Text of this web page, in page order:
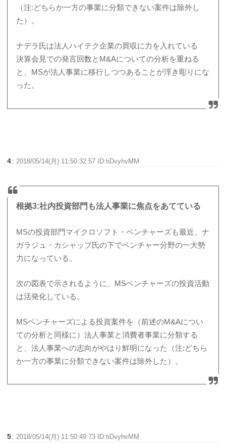
（注:どちらか一方の事業に分類できない案件は除外し
た）。
ナデラ氏は法人ハイテク企業の買収に力を入れている
決算会見での発言回数とM&Aについての分析を重ねる
と、MSが法人事業に移行しつつあることが浮き彫りにな
った。
4 : 2018/05/14(月) 11:50:32.57 ID:tiDvyhvMM
根拠3:社内投資部門も法人事業に焦点をあてている
MSの投資部門マイクロソフト・ベンチャーズも最近、ナ
ガラジュ・カシャップ氏の下でベンチャー分野の一大勢
力になっている。
次の図表で示されるように、MSベンチャーズの投資活動
は活発化している。
MSベンチャーズによる投資案件を（前述のM&Aについ
ての分析と同様に）法人事業と消費者事業に分類する
と、法人事業への志向がやはり鮮明になった（注:どちら
か一方の事業に分類できない案件は除外した）。
5 :2018/05/14(月) 11:50:49.73 ID:tiDvyhvMM